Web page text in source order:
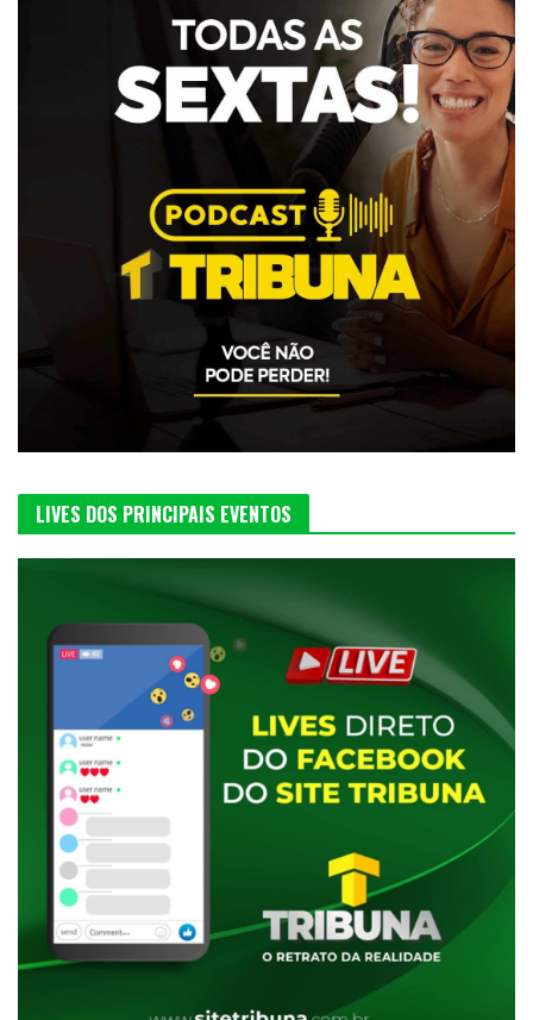
LIVES DOS PRINCIPAIS EVENTOS